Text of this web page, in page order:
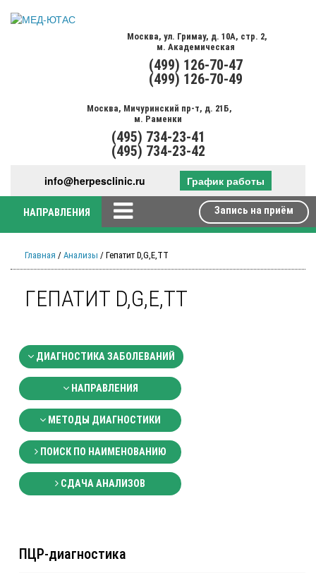
Москва, ул. Гримау, д. 10А, стр. 2,
м. Академическая
(499) 126-70-47
(499) 126-70-49
Москва, Мичуринский пр-т, д. 21Б,
м. Раменки
(495) 734-23-41
(495) 734-23-42
info@herpesclinic.ru График работы
НАПРАВЛЕНИЯ Запись на приём
Главная / Анализы / Гепатит D,G,Е,ТТ
ГЕПАТИТ D,G,Е,ТТ
ДИАГНОСТИКА ЗАБОЛЕВАНИЙ
НАПРАВЛЕНИЯ
МЕТОДЫ ДИАГНОСТИКИ
ПОИСК ПО НАИМЕНОВАНИЮ
СДАЧА АНАЛИЗОВ
ПЦР-диагностика